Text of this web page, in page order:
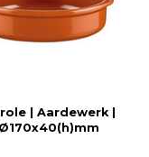
| Aardewerk |